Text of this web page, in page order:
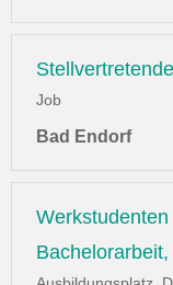
Job
Bad Endorf